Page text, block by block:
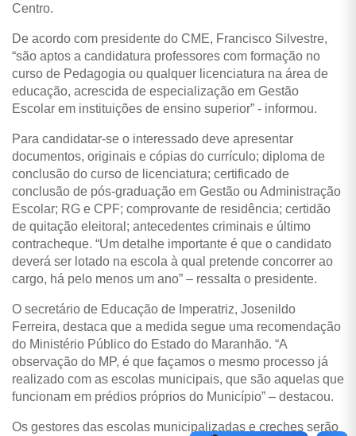
Centro.
De acordo com presidente do CME, Francisco Silvestre,
“são aptos a candidatura professores com formação no
curso de Pedagogia ou qualquer licenciatura na área de
educação, acrescida de especialização em Gestão
Escolar em instituições de ensino superior” - informou.
Para candidatar-se o interessado deve apresentar
documentos, originais e cópias do currículo; diploma de
conclusão do curso de licenciatura; certificado de
conclusão de pós-graduação em Gestão ou Administração
Escolar; RG e CPF; comprovante de residência; certidão
de quitação eleitoral; antecedentes criminais e último
contracheque. “Um detalhe importante é que o candidato
deverá ser lotado na escola à qual pretende concorrer ao
cargo, há pelo menos um ano” – ressalta o presidente.
O secretário de Educação de Imperatriz, Josenildo
Ferreira, destaca que a medida segue uma recomendação
do Ministério Público do Estado do Maranhão. “A
observação do MP, é que façamos o mesmo processo já
realizado com as escolas municipais, que são aquelas que
funcionam em prédios próprios do Município” – destacou.
Os gestores das escolas municipalizadas e creches serão